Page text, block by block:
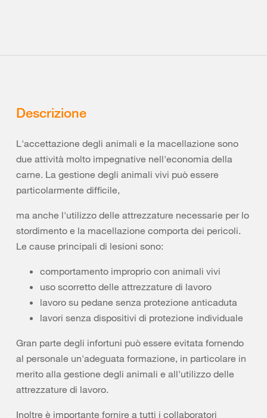
Descrizione
L'accettazione degli animali e la macellazione sono
due attività molto impegnative nell'economia della
carne. La gestione degli animali vivi può essere
particolarmente difficile,
ma anche l'utilizzo delle attrezzature necessarie per lo
stordimento e la macellazione comporta dei pericoli.
Le cause principali di lesioni sono:
comportamento improprio con animali vivi
uso scorretto delle attrezzature di lavoro
lavoro su pedane senza protezione anticaduta
lavori senza dispositivi di protezione individuale
Gran parte degli infortuni può essere evitata fornendo
al personale un'adeguata formazione, in particolare in
merito alla gestione degli animali e all'utilizzo delle
attrezzature di lavoro.
Inoltre è importante fornire a tutti i collaboratori